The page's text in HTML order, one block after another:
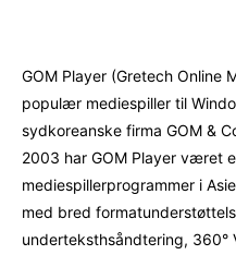
GOM Player (Gretech Online
populær mediespiller til
sydkoreanske firma GOM &
2003 har GOM Player været
mediespillerprogrammer i
med bred
underteksthsåndtering,